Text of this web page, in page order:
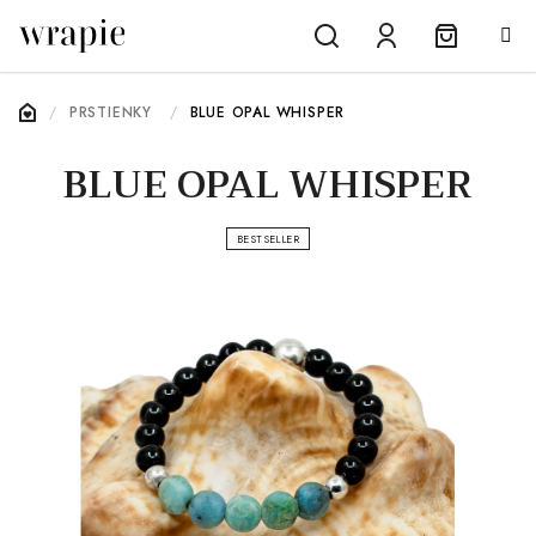
HľadaťPrihlásenieNákupný
DOMOV
/ PRSTIENKY / BLUE OPAL WHISPER
BLUE OPAL WHISPER
BESTSELLER